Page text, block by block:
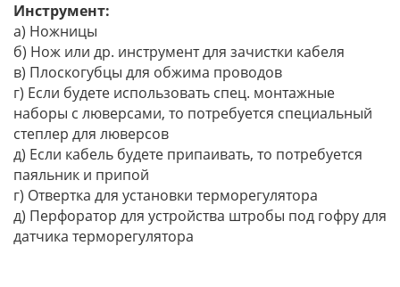
Инструмент:
а) Ножницы
б) Нож или др. инструмент для зачистки кабеля
в) Плоскогубцы для обжима проводов
г) Если будете использовать спец. монтажные
наборы с люверсами, то потребуется специальный
степлер для люверсов
д) Если кабель будете припаивать, то потребуется
паяльник и припой
г) Отвертка для установки терморегулятора
д) Перфоратор для устройства штробы под гофру для
датчика терморегулятора